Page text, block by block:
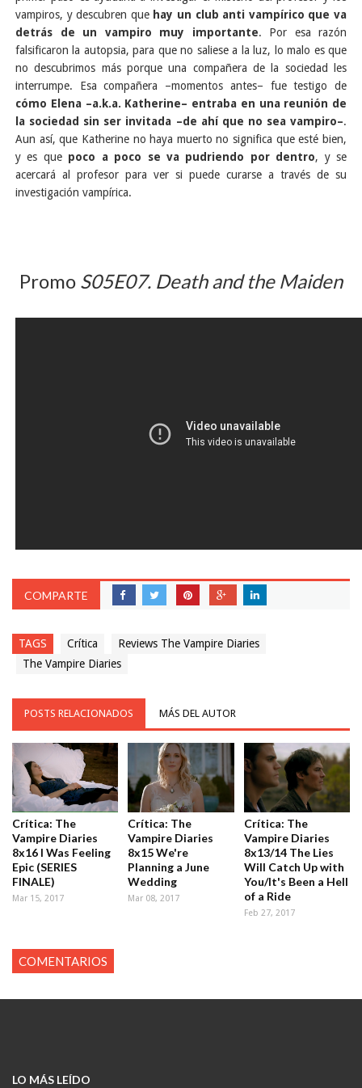
vampiros, y descubren quehay un club anti vampírico que va
detrás de un vampiro muy importante. Por esa razón
falsificaron la autopsia, para que no saliese a la luz, lo malo es que
no descubrimos más porque una compañera de la sociedad les
interrumpe. Esa compañera –momentos antes– fue testigo de
cómo Elena –a.k.a. Katherine– entraba en una reunión de
la sociedad sin ser invitada –de ahí que no sea vampiro–.
Aun así, que Katherine no haya muerto no significa que esté bien,
y es que poco a poco se va pudriendo por dentro, y se
acercará al profesor para ver si puede curarse a través de su
investigación vampírica.
Promo S05E07. Death and the Maiden
COMPARTE
TAGS Crítica
Reviews The Vampire Diaries
The Vampire Diaries
POSTS RELACIONADOS MÁS DEL AUTOR
Crítica: The
Vampire Diaries
8x16 I Was Feeling
Epic (SERIES
FINALE)
Mar 15, 2017
Crítica: The
Vampire Diaries
8x15 We're
Planning a June
Wedding
Mar 08, 2017
Crítica: The
Vampire Diaries
8x13/14 The Lies
Will Catch Up with
You/It's Been a Hell
of a Ride
Feb 27, 2017
COMENTARIOS
LO MÁS LEÍDO